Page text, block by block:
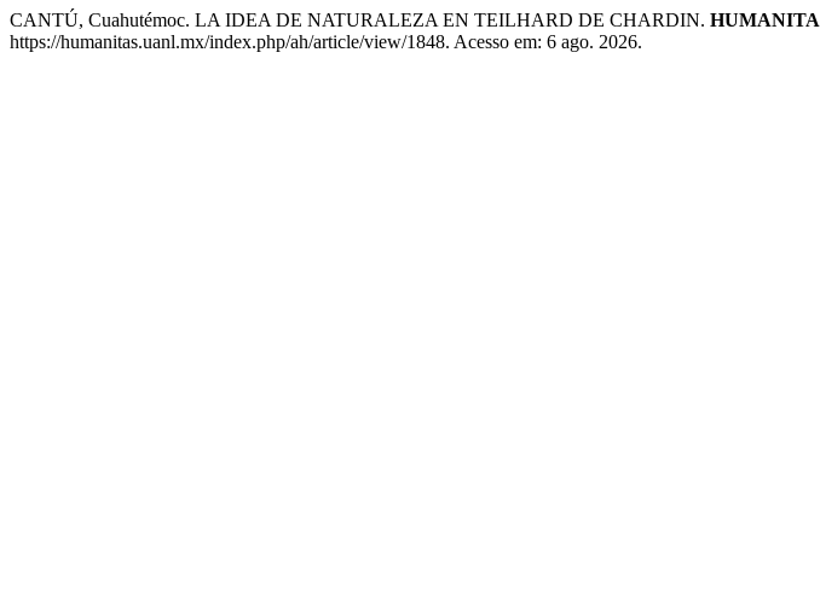
CANTÚ, Cuahutémoc. LA IDEA DE NATURALEZA EN TEILHARD DE CHARDIN.
https://humanitas.uanl.mx/index.php/ah/article/view/1848. Acesso em: 6 ago. 2026.